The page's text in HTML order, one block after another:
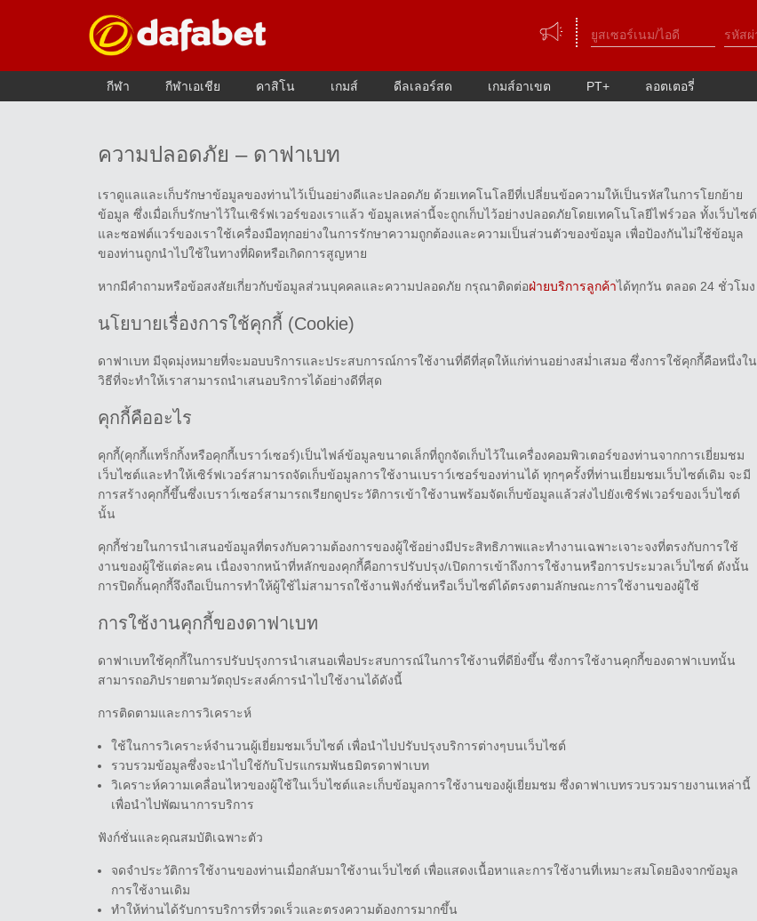
กีฬา กีฬาเอเชีย คาสิโน เกมส์ ดีลเลอร์สด เกมส์อาเขต PT+ ลอตเตอรี่
ความปลอดภัย – ดาฟาเบท
เราดูแลและเก็บรักษาข้อมูลของท่านไว้เป็นอย่างดีและปลอดภัย ด้วยเทคโนโลยีที่เปลี่ยนข้อความให้เป็นรหัสในการโยกย้าย
ข้อมูล ซึ่งเมื่อเก็บรักษาไว้ในเซิร์ฟเวอร์ของเราแล้ว ข้อมูลเหล่านี้จะถูกเก็บไว้อย่างปลอดภัยโดยเทคโนโลยีไฟร์วอล ทั้งเว็บไซต์
และซอฟต์แวร์ของเราใช้เครื่องมือทุกอย่างในการรักษาความถูกต้องและความเป็นส่วนตัวของข้อมูล เพื่อป้องกันไม่ใช้ข้อมูล
ของท่านถูกนำไปใช้ในทางที่ผิดหรือเกิดการสูญหาย
หากมีคำถามหรือข้อสงสัยเกี่ยวกับข้อมูลส่วนบุคคลและความปลอดภัย กรุณาติดต่อฝ่ายบริการลูกค้าได้ทุกวัน ตลอด 24 ชั่วโมง
นโยบายเรื่องการใช้คุกกี้ (Cookie)
ดาฟาเบท มีจุดมุ่งหมายที่จะมอบบริการและประสบการณ์การใช้งานที่ดีที่สุดให้แก่ท่านอย่างสม่ำเสมอ ซึ่งการใช้คุกกี้คือหนึ่งใน
วิธีที่จะทำให้เราสามารถนำเสนอบริการได้อย่างดีที่สุด
คุกกี้คืออะไร
คุกกี้(คุกกี้แทร็กกิ้งหรือคุกกี้เบราว์เซอร์)เป็นไฟล์ข้อมูลขนาดเล็กที่ถูกจัดเก็บไว้ในเครื่องคอมพิวเตอร์ของท่านจากการเยี่ยมชม
เว็บไซต์และทำให้เซิร์ฟเวอร์สามารถจัดเก็บข้อมูลการใช้งานเบราว์เซอร์ของท่านได้ ทุกๆครั้งที่ท่านเยี่ยมชมเว็บไซต์เดิม จะมี
การสร้างคุกกี้ขึ้นซึ่งเบราว์เซอร์สามารถเรียกดูประวัติการเข้าใช้งานพร้อมจัดเก็บข้อมูลแล้วส่งไปยังเซิร์ฟเวอร์ของเว็บไซต์
นั้น
คุกกี้ช่วยในการนำเสนอข้อมูลที่ตรงกับความต้องการของผู้ใช้อย่างมีประสิทธิภาพและทำงานเฉพาะเจาะจงที่ตรงกับการใช้
งานของผู้ใช้แต่ละคน เนื่องจากหน้าที่หลักของคุกกี้คือการปรับปรุง/เปิดการเข้าถึงการใช้งานหรือการประมวลเว็บไซต์ ดังนั้น
การปิดกั้นคุกกี้จึงถือเป็นการทำให้ผู้ใช้ไม่สามารถใช้งานฟังก์ชั่นหรือเว็บไซต์ได้ตรงตามลักษณะการใช้งานของผู้ใช้
การใช้งานคุกกี้ของดาฟาเบท
ดาฟาเบทใช้คุกกี้ในการปรับปรุงการนำเสนอเพื่อประสบการณ์ในการใช้งานที่ดียิ่งขึ้น ซึ่งการใช้งานคุกกี้ของดาฟาเบทนั้น
สามารถอภิปรายตามวัตถุประสงค์การนำไปใช้งานได้ดังนี้
การติดตามและการวิเคราะห์
ใช้ในการวิเคราะห์จำนวนผู้เยี่ยมชมเว็บไซต์ เพื่อนำไปปรับปรุงบริการต่างๆบนเว็บไซต์
รวบรวมข้อมูลซึ่งจะนำไปใช้กับโปรแกรมพันธมิตรดาฟาเบท
วิเคราะห์ความเคลื่อนไหวของผู้ใช้ในเว็บไซต์และเก็บข้อมูลการใช้งานของผู้เยี่ยมชม ซึ่งดาฟาเบทรวบรวมรายงานเหล่านี้
เพื่อนำไปพัฒนาการบริการ
ฟังก์ชั่นและคุณสมบัติเฉพาะตัว
จดจำประวัติการใช้งานของท่านเมื่อกลับมาใช้งานเว็บไซต์ เพื่อแสดงเนื้อหาและการใช้งานที่เหมาะสมโดยอิงจากข้อมูล
การใช้งานเดิม
ทำให้ท่านได้รับการบริการที่รวดเร็วและตรงความต้องการมากขึ้น